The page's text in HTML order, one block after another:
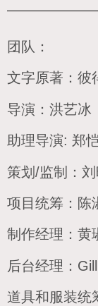
团队：
文字原著：彼
导演：洪艺冰
助理导演: 郑
策划/监制：刘
项目统筹：陈
制作经理：黄
后台经理：
道具和服装统